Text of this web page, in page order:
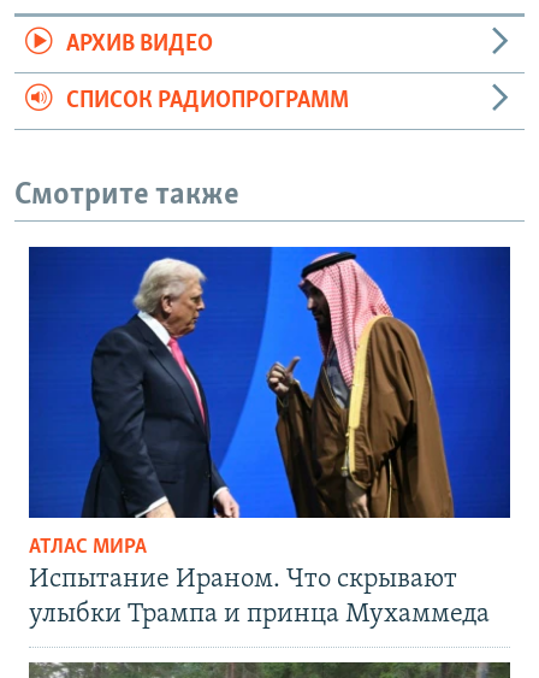
АРХИВ ВИДЕО
СПИСОК РАДИОПРОГРАММ
Смотрите также
АТЛАС МИРА
Испытание Ираном. Что скрывают
улыбки Трампа и принца Мухаммеда